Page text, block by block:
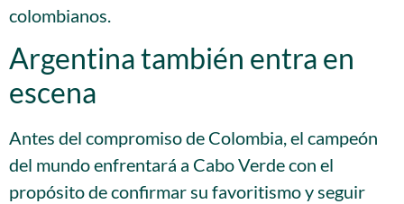
colombianos.
Argentina también entra en
escena
Antes del compromiso de Colombia, el campeón
del mundo enfrentará a Cabo Verde con el
propósito de confirmar su favoritismo y seguir